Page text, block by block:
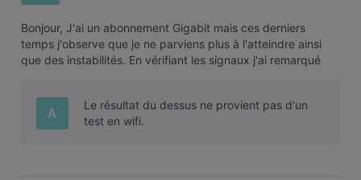
Bonjour, J'ai un abonnement Gigabit mais ces derniers
temps j'observe que je ne parviens plus à l'atteindre ainsi
que des instabilités. En vérifiant les signaux j'ai remarqué
A
Le résultat du dessus ne provient pas d'un
test en wifi.